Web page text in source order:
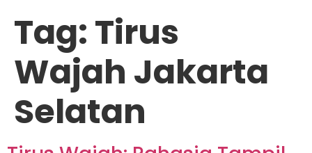
Tag:Tirus
Wajah Jakarta
Selatan